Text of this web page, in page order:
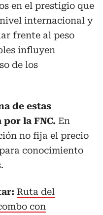
en el prestigio que
internacional y
frente al peso
influyen
de los
de estas
la FNC. En
no fija el precio
conocimiento
Ruta del
con